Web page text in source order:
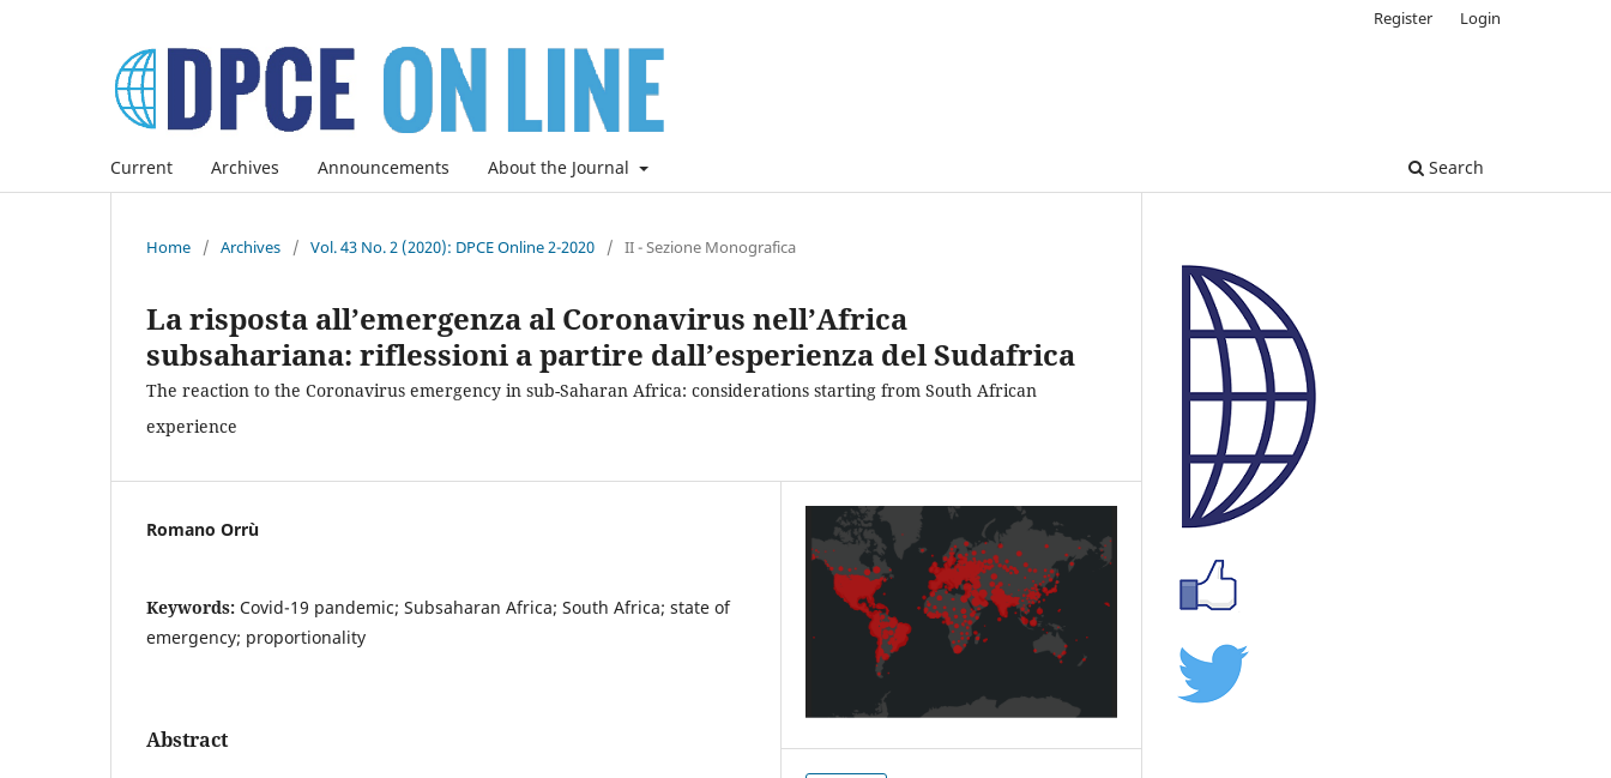
Current Archives Announcements About the Journal Search
Register Login
Home / Archives / Vol. 43 No. 2 (2020): DPCE Online 2-2020 / II - Sezione Monografica
La risposta all’emergenza al Coronavirus nell’Africa
subsahariana: riflessioni a partire dall’esperienza del Sudafrica
The reaction to the Coronavirus emergency in sub-Saharan Africa: considerations starting from South African
experience
Romano Orrù
Keywords: Covid-19 pandemic; Subsaharan Africa; South Africa; state of
emergency; proportionality
Abstract